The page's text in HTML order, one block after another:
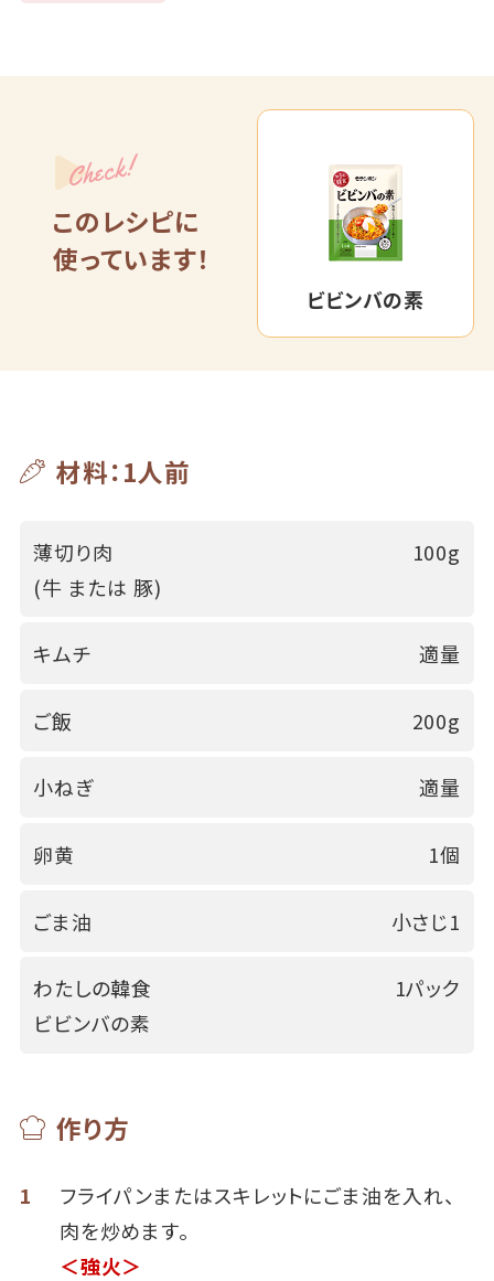
Check!
このレシピに
使っています！
ビビンバの素
材料：1人前
薄切り肉
(牛 または 豚)
100g
キムチ 適量
ご飯 200g
小ねぎ 適量
卵黄 1個
ごま油 小さじ1
わたしの韓食
ビビンバの素
1パック
作り方
1
フライパンまたはスキレットにごま油を入れ、
肉を炒めます。
＜強火＞